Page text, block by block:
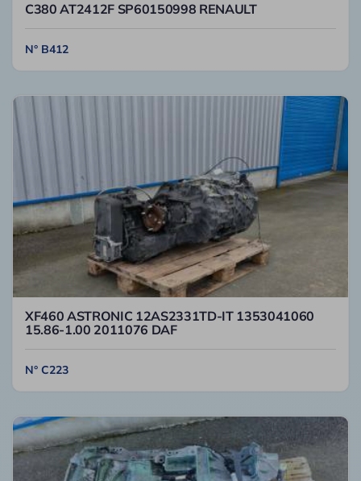
C380 AT2412F SP60150998 RENAULT
N° B412
XF460 ASTRONIC 12AS2331TD-IT 1353041060
15.86-1.00 2011076 DAF
N° C223